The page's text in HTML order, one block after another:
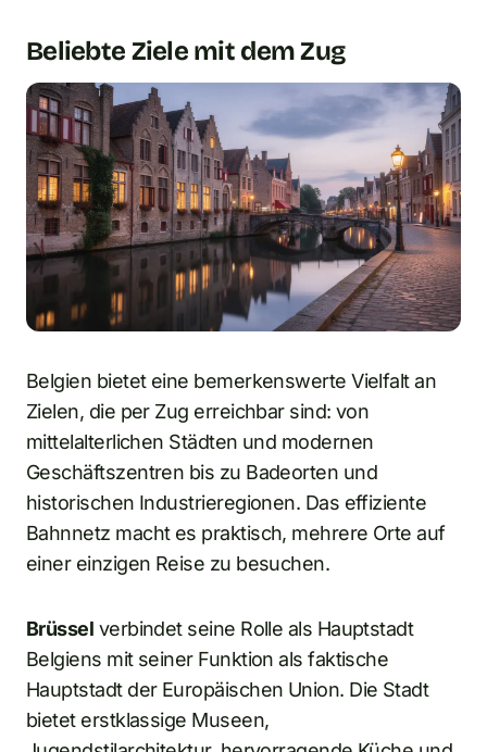
Beliebte Ziele mit dem Zug
Belgien bietet eine bemerkenswerte Vielfalt an
Zielen, die per Zug erreichbar sind: von
mittelalterlichen Städten und modernen
Geschäftszentren bis zu Badeorten und
historischen Industrieregionen. Das effiziente
Bahnnetz macht es praktisch, mehrere Orte auf
einer einzigen Reise zu besuchen.
Brüssel verbindet seine Rolle als Hauptstadt
Belgiens mit seiner Funktion als faktische
Hauptstadt der Europäischen Union. Die Stadt
bietet erstklassige Museen,